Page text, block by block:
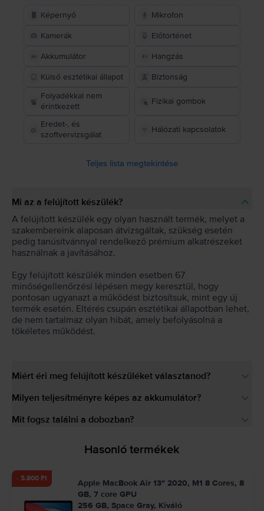
Képernyő Mikrofon
Kamerák Előtörténet
Akkumulátor Hangzás
Külső esztétikai állapot
Biztonság
Folyadékkal nem
érintkezett
Fizikai gombok
Eredet-, és
szoftvervizsgálat
Hálózati kapcsolatok
Teljes lista megtekintése
Mi az a felújított készülék?
A felújított készülék egy olyan használt termék, melyet a
szakembereink alaposan átvizsgáltak, szükség esetén
pedig tanúsítvánnyal rendelkező prémium alkatrészeket
használnak a javításához.
Egy felújított készülék minden esetben 67
minőségellenőrzési lépésen megy keresztül, hogy
pontosan ugyanazt a működést biztosítsuk, mint egy új
termék esetén. Eltérés csupán esztétikai állapotban lehet,
de nem tartalmaz olyan hibát, amely befolyásolná a
tökéletes működést.
Miért éri meg felújított készüléket választanod?
Milyen teljesítményre képes az akkumulátor?
Mit fogsz találni a dobozban?
Hasonló termékek
- 5.800 Ft
Apple MacBook Air 13″ 2020, M1 8 Cores, 8
GB, 7 core GPU
256 GB, Space Gray, Kiváló